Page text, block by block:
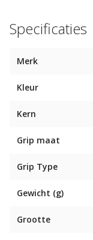
Specificaties
Merk
Kleur
Kern
Grip maat
Grip Type
Gewicht (g)
Grootte